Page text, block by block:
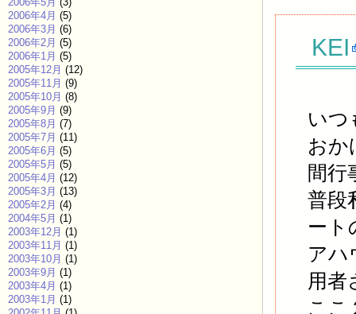
KEI
いつ
おか
間行
普段
ート
アハ
用者
ここ
2006年4月 (5)
2006年3月 (6)
2006年2月 (5)
2006年1月 (5)
2005年12月 (12)
2005年11月 (9)
2005年10月 (8)
2005年9月 (9)
2005年8月 (7)
2005年7月 (11)
2005年6月 (5)
2005年5月 (5)
2005年4月 (12)
2005年3月 (13)
2005年2月 (4)
2004年5月 (1)
2003年12月 (1)
2003年11月 (1)
2003年10月 (1)
2003年9月 (1)
2003年4月 (1)
2003年1月 (1)